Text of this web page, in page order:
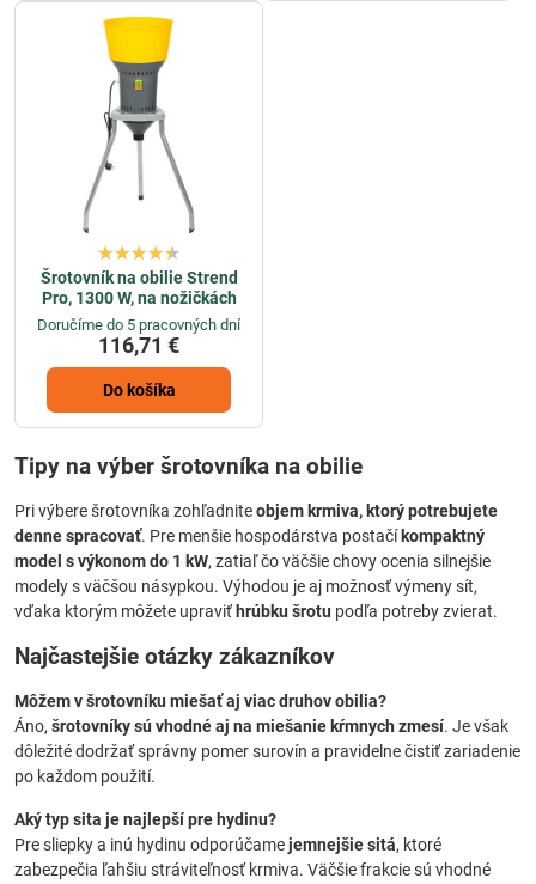
Šrotovník na obilie Strend
Pro, 1300 W, na nožičkách
Doručíme do 5 pracovných dní
116,71 €
Do košíka
Tipy na výber šrotovníka na obilie
Pri výbere šrotovníka zohľadniteobjem krmiva, ktorý potrebujete
denne spracovať. Pre menšie hospodárstva postačí kompaktný
model s výkonom do 1 kW, zatiaľ čo väčšie chovy ocenia silnejšie
modely s väčšou násypkou. Výhodou je aj možnosť výmeny sít,
vďaka ktorým môžete upraviť hrúbku šrotu podľa potreby zvierat.
Najčastejšie otázky zákazníkov
Môžem v šrotovníku miešať aj viac druhov obilia?
Áno, šrotovníky sú vhodné aj na miešanie kŕmnych zmesí. Je však
dôležité dodržať správny pomer surovín a pravidelne čistiť zariadenie
po každom použití.
Aký typ sita je najlepší pre hydinu?
Pre sliepky a inú hydinu odporúčamejemnejšie sitá, ktoré
zabezpečia ľahšiu stráviteľnosť krmiva. Väčšie frakcie sú vhodné